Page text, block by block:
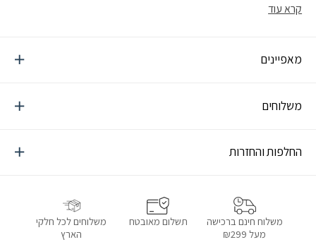
הנדרשת
קרא עוד
מאפיינים
משלוחים
החלפות והחזרות
משלוח חינם ברכישה
מעל ₪299
תשלום מאובטח
משלוחים לכל חלקי
הארץ